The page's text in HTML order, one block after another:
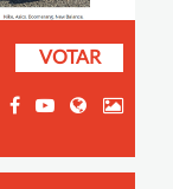
VOTAR